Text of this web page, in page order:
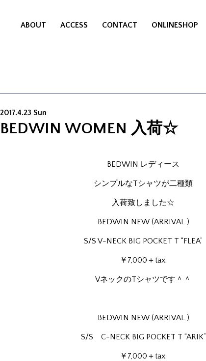
ABOUT ACCESS CONTACT ONLINESHOP
2017.4.23 Sun
BEDWIN WOMEN 入荷☆
BEDWIN レディース
シンプルなTシャツが二種類
入荷致しました☆
BEDWIN NEW (ARRIVAL )
S/S V-NECK BIG POCKET T “FLEA”
￥7,000＋tax.
VネックのTシャツです＾＾
BEDWIN NEW (ARRIVAL )
S/S C-NECK BIG POCKET T “ARIK”
￥7,000＋tax.